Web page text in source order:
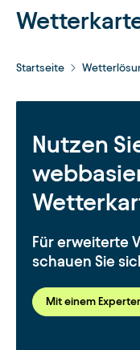
Startseite
Nutzen
Für erweiterte
schauen Sie
Mit einem